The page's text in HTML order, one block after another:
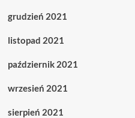
grudzień 2021
listopad 2021
październik 2021
wrzesień 2021
sierpień 2021